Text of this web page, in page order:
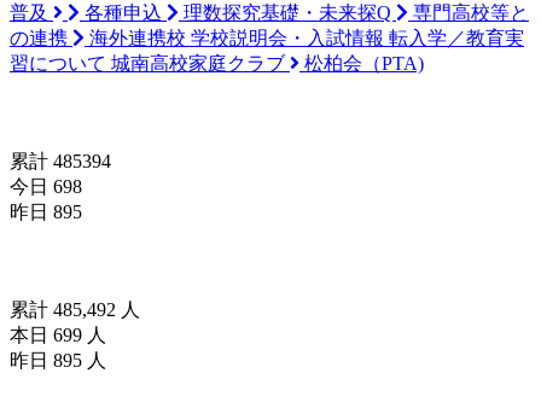
普及
各種申込 理数探究基礎・未来探Q
専門高校等と
の連携
海外連携校 学校説明会・入試情報 転入学／教育実
習について 城南高校家庭クラブ 松柏会（PTA)
累計 485394
今日 698
昨日 895
累計 485,492 人
本日 699 人
昨日 895 人